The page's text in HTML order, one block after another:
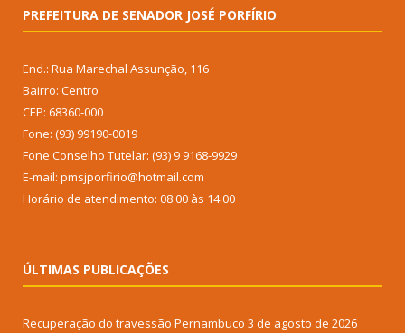
PREFEITURA DE SENADOR JOSÉ PORFÍRIO
End.: Rua Marechal Assunção, 116
Bairro: Centro
CEP: 68360-000
Fone: (93) 99190-0019
Fone Conselho Tutelar: (93) 9 9168-9929
E-mail: pmsjporfirio@hotmail.com
Horário de atendimento: 08:00 às 14:00
ÚLTIMAS PUBLICAÇÕES
Recuperação do travessão Pernambuco 3 de agosto de 2026